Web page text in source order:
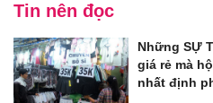
Tin nên đọc
Những SỰ
giá rẻ mà
nhất định